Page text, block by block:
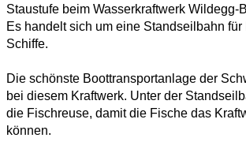
Staustufe beim Wasserkraftwerk Wildegg-
Es handelt sich um eine Standseilbahn für
Schiffe.
Die schönste Boottransportanlage der
bei diesem Kraftwerk. Unter der
die Fischreuse, damit die Fische das
können.